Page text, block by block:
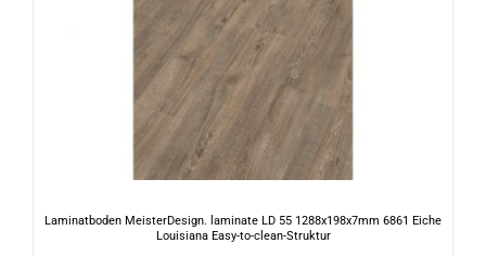
Laminatboden MeisterDesign. laminate LD 55 1288x198x7mm 6861 Eiche
Louisiana Easy-to-clean-Struktur